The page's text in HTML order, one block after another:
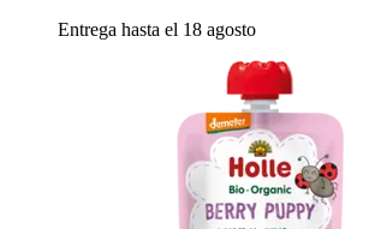
Entrega hasta el 18 agosto